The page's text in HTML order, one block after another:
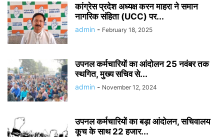
कांग्रेस प्रदेश अध्यक्ष करन माहरा ने समान
नागरिक संहिता (UCC) पर...
admin - February 18, 2025
उपनल कर्मचारियों का आंदोलन 25 नवंबर तक
स्थगित, मुख्य सचिव से...
admin - November 12, 2024
उपनल कर्मचारियों का बड़ा आंदोलन, सचिवालय
कूच के साथ 22 हजार...